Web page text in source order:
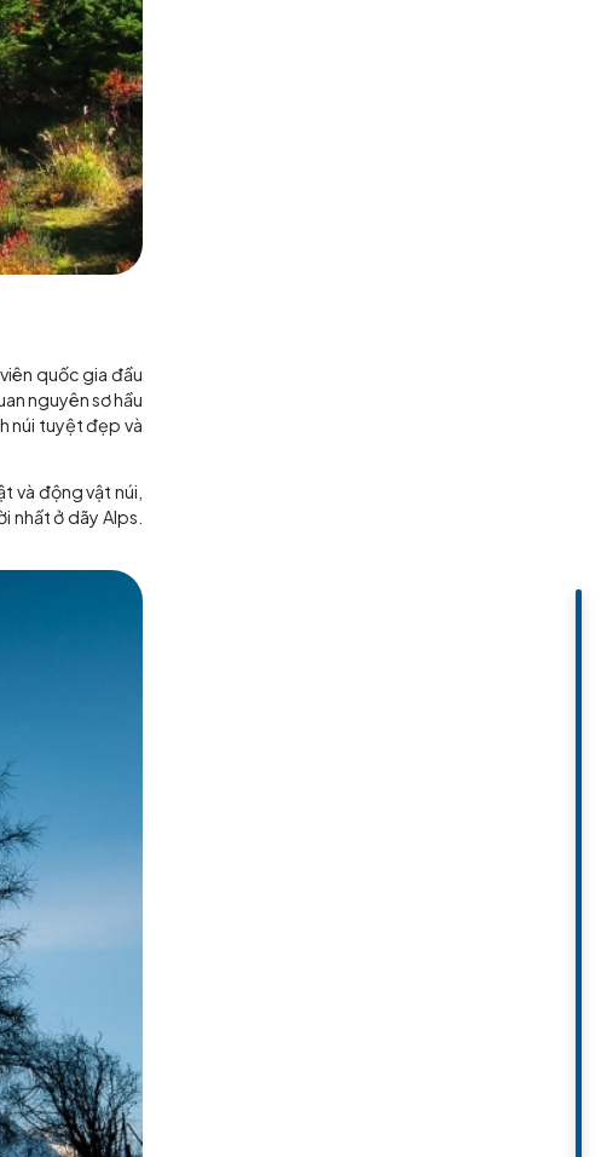
Sĩ. Đây là công viên quốc gia đầu
một cảnh quan nguyên sơ hầu
co, những đỉnh núi tuyệt đẹp và
dạng của thực vật và động vật núi,
quốc gia lâu đời nhất ở dãy Alps.
với môi trường.